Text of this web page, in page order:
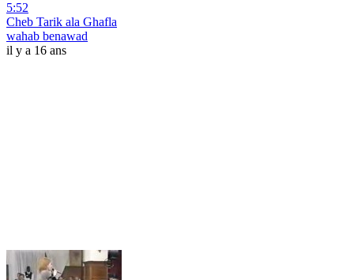
5:52
Cheb Tarik ala Ghafla
wahab benawad
il y a 16 ans